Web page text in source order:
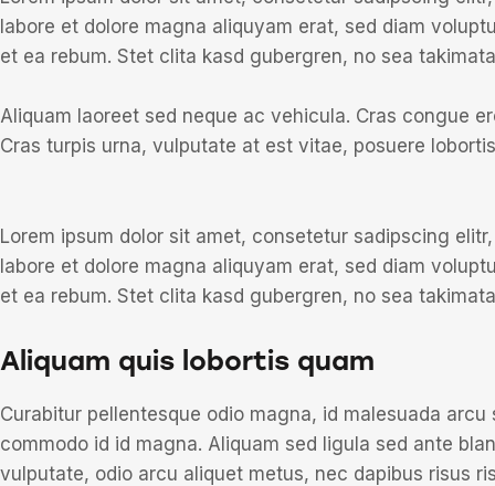
labore et dolore magna aliquyam erat, sed diam
et ea rebum. Stet clita kasd gubergren, no sea
Aliquam laoreet sed neque ac vehicula. Cras congue
Cras turpis urna, vulputate at est vitae, posuere
Lorem ipsum dolor sit amet, consetetur sadipscing
labore et dolore magna aliquyam erat, sed diam
et ea rebum. Stet clita kasd gubergren, no sea
Aliquam quis lobortis quam
Curabitur pellentesque odio magna, id malesuada
commodo id id magna. Aliquam sed ligula sed ante
vulputate, odio arcu aliquet metus, nec dapibus risus